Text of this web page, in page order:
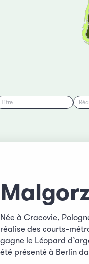
Titre
Née à Cracovie,
réalise des courts-
gagne le Léopard
été présenté à Berlin